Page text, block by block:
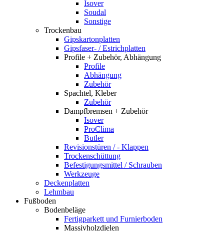
Isover
Soudal
Sonstige
Trockenbau
Gipskartonplatten
Gipsfaser- / Estrichplatten
Profile + Zubehör, Abhängung
Profile
Abhängung
Zubehör
Spachtel, Kleber
Zubehör
Dampfbremsen + Zubehör
Isover
ProClima
Butler
Revisionstüren / - Klappen
Trockenschüttung
Befestigungsmittel / Schrauben
Werkzeuge
Deckenplatten
Lehmbau
Fußboden
Bodenbeläge
Fertigparkett und Furnierboden
Massivholzdielen